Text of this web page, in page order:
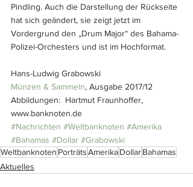
Pindling. Auch die Darstellung der Rückseite
hat sich geändert, sie zeigt jetzt im
Vordergrund den „Drum Major“ des Bahama-
Polizei-Orchesters und ist im Hochformat.
Hans-Ludwig Grabowski
Münzen & Sammeln, Ausgabe 2017/12
Abbildungen:  Hartmut Fraunhoffer,
www.banknoten.de
#Nachrichten #Weltbanknoten #Amerika
#Bahamas #Dollar #Grabowski
Weltbanknoten PorträtsAmerikaDollarBahamas
Aktuelles